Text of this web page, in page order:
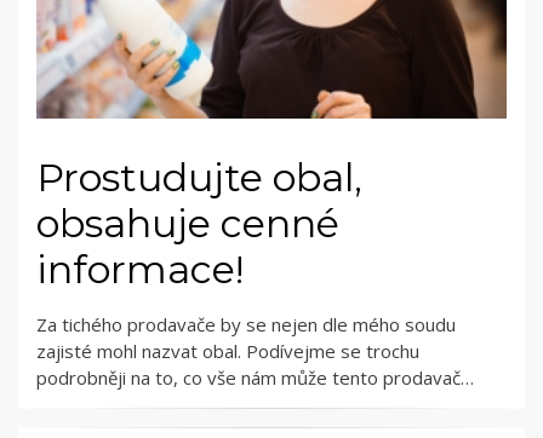
Prostudujte obal,
obsahuje cenné
informace!
Za tichého prodavače by se nejen dle mého soudu
zajisté mohl nazvat obal. Podívejme se trochu
podrobněji na to, co vše nám může tento prodavač…